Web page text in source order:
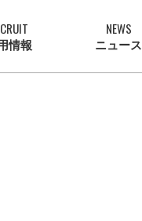
情報
NEWS
ニュース